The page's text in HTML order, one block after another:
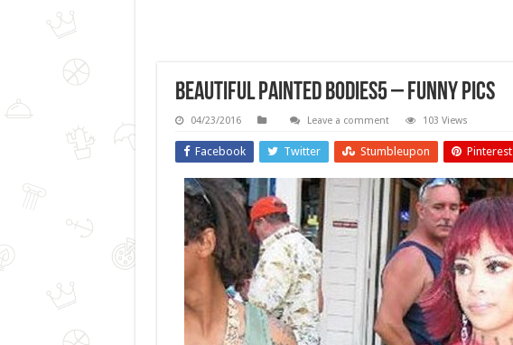
Beautiful Painted Bodies5 – Funny Pics
04/23/2016 Leave a comment 103 Views
Facebook Twitter Stumbleupon Pinterest